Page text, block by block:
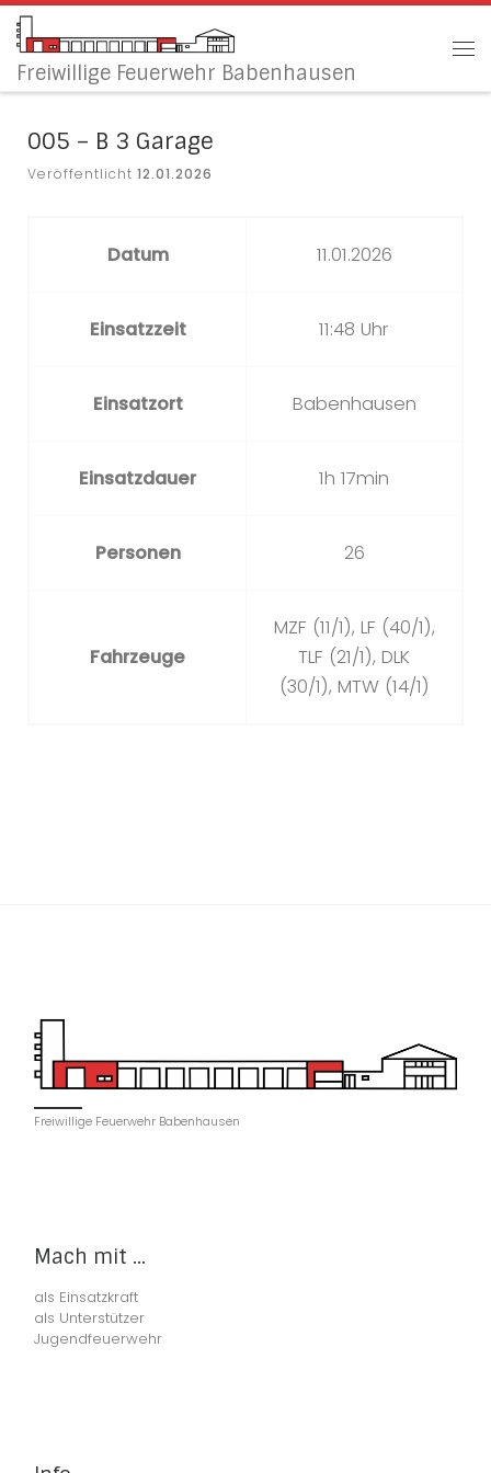
Zum Inhalt springen
Freiwillige Feuerwehr Babenhausen
005 – B 3 Garage
Veröffentlicht 12.01.2026
Datum 11.01.2026
Einsatzzeit 11:48 Uhr
Einsatzort Babenhausen
Einsatzdauer 1h 17min
Personen 26
Fahrzeuge
MZF (11/1), LF (40/1),
TLF (21/1), DLK
(30/1), MTW (14/1)
Freiwillige Feuerwehr Babenhausen
Mach mit ...
als Einsatzkraft
als Unterstützer
Jugendfeuerwehr